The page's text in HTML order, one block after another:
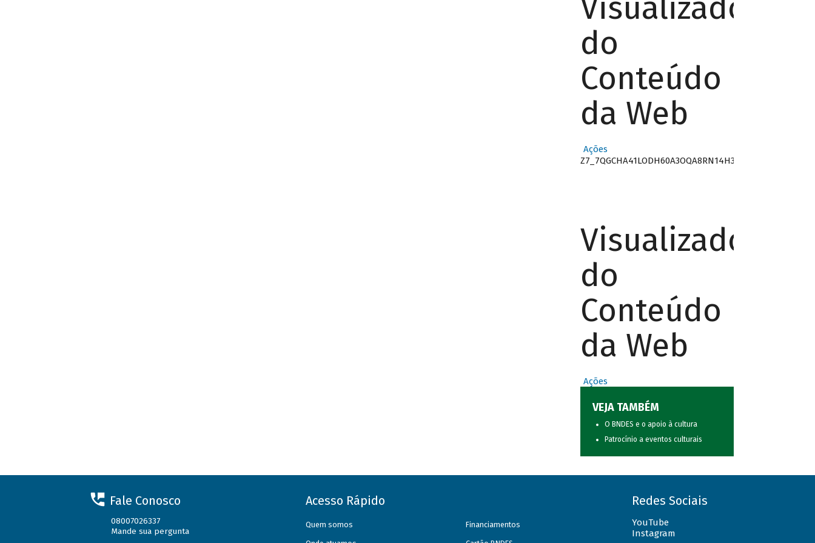
Visualizador
do
Conteúdo
da Web
Ações
Z7_7QGCHA41LODH60A3OQA8RN14H3
Visualizador
do
Conteúdo
da Web
Ações
VEJA TAMBÉM
O BNDES e o apoio à cultura
Patrocínio a eventos culturais
Fale Conosco
08007026337
Mande sua pergunta
Acesso Rápido
Quem somos Financiamentos
Redes Sociais
YouTube
Instagram